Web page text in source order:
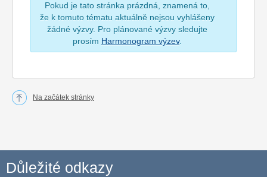
Pokud je tato stránka prázdná, znamená to,
že k tomuto tématu aktuálně nejsou vyhlášeny
žádné výzvy. Pro plánované výzvy sledujte
prosím Harmonogram výzev.
Na začátek stránky
Důležité odkazy